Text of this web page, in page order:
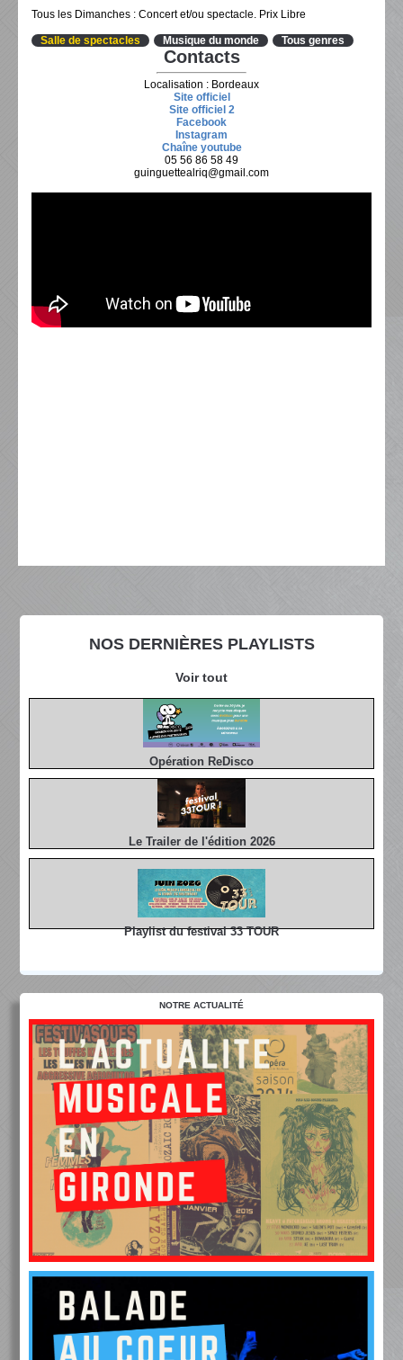
NOS DERNIÈRES PLAYLISTS
Voir tout
Opération ReDisco
Le Trailer de l'édition 2026
Playlist du festival 33 TOUR
Tous les Dimanches : Concert et/ou spectacle. Prix Libre
Salle de spectacles Musique du monde Tous genres
Contacts
Localisation : Bordeaux
Site officiel
Site officiel 2
Facebook
Instagram
Chaîne youtube
05 56 86 58 49
guinguettealriq@gmail.com
NOTRE ACTUALITÉ